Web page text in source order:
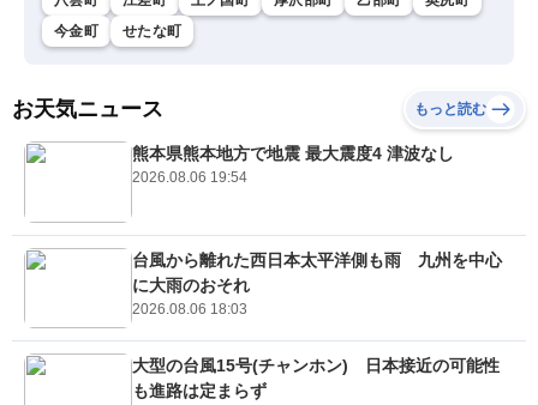
今金町
せたな町
お天気ニュース もっと読む
熊本県熊本地方で地震 最大震度4 津波なし
2026.08.06 19:54
台風から離れた西日本太平洋側も雨 九州を中心
に大雨のおそれ
2026.08.06 18:03
大型の台風15号(チャンホン) 日本接近の可能性
も進路は定まらず